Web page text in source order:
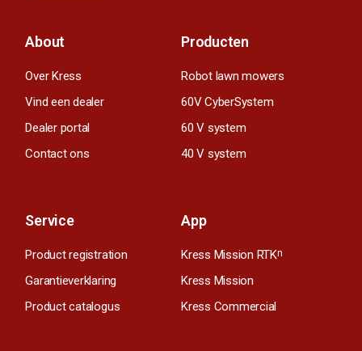
About
Over Kress
Vind een dealer
Dealer portal
Contact ons
Producten
Robot lawn mowers
60V CyberSystem
60 V system
40 V system
Service
Product registration
Garantieverklaring
Product catalogus
App
Kress Mission RTKn
Kress Mission
Kress Commercial